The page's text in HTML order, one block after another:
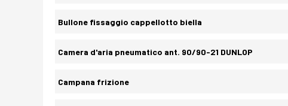
Bullone fissaggio cappellotto biella
Camera d'aria pneumatico ant. 90/90-21 DUNLOP
Campana frizione